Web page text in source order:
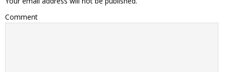
Comment